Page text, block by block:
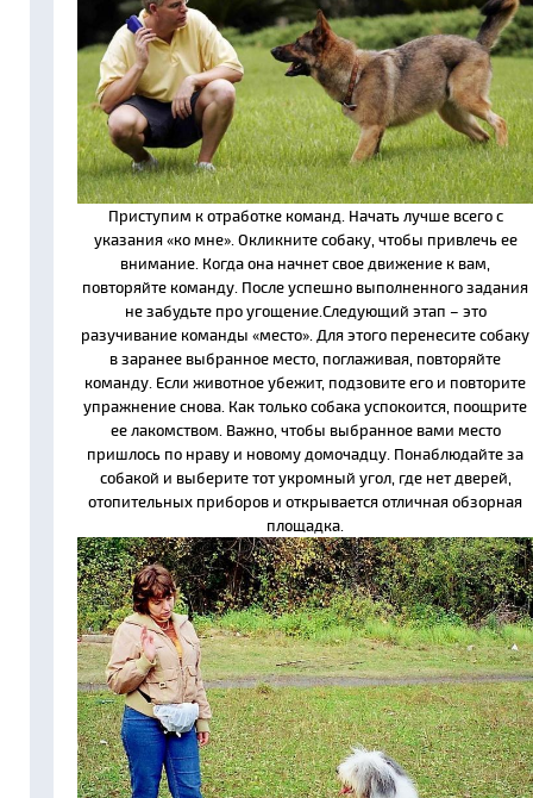
Приступим к отработке команд. Начать лучше всего с
указания «ко мне». Окликните собаку, чтобы привлечь ее
внимание. Когда она начнет свое движение к вам,
повторяйте команду. После успешно выполненного задания
не забудьте про угощение.Следующий этап – это
разучивание команды «место». Для этого перенесите собаку
в заранее выбранное место, поглаживая, повторяйте
команду. Если животное убежит, подзовите его и повторите
упражнение снова. Как только собака успокоится, поощрите
ее лакомством. Важно, чтобы выбранное вами место
пришлось по нраву и новому домочадцу. Понаблюдайте за
собакой и выберите тот укромный угол, где нет дверей,
отопительных приборов и открывается отличная обзорная
площадка.